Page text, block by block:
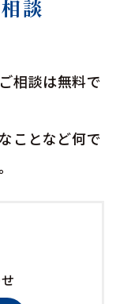
談
相談は無料で
ことなど何で